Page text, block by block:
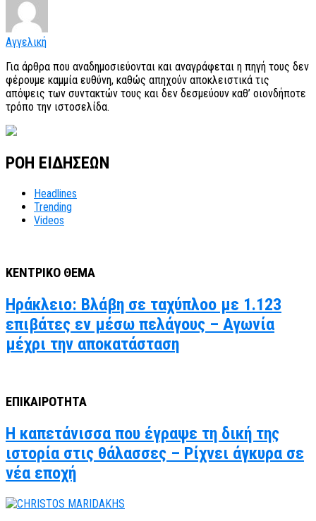
Αγγελική
Για άρθρα που αναδημοσιεύονται και αναγράφεται η πηγή τους δεν
φέρουμε καμμία ευθύνη, καθώς απηχούν αποκλειστικά τις
απόψεις των συντακτών τους και δεν δεσμεύουν καθ’ οιονδήποτε
τρόπο την ιστοσελίδα.
ΡΟΗ ΕΙΔΗΣΕΩΝ
Headlines
Trending
Videos
ΚΕΝΤΡΙΚΟ ΘΕΜΑ
Ηράκλειο: Βλάβη σε ταχύπλοο με 1.123
επιβάτες εν μέσω πελάγους – Αγωνία
μέχρι την αποκατάσταση
ΕΠΙΚΑΙΡΟΤΗΤΑ
Η καπετάνισσα που έγραψε τη δική της
ιστορία στις θάλασσες – Ρίχνει άγκυρα σε
νέα εποχή